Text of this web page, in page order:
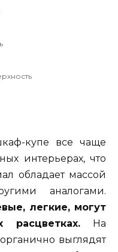
купе все чаще
интерьерах, что
обладает массой
аналогами.
легкие, могут
На
выглядят